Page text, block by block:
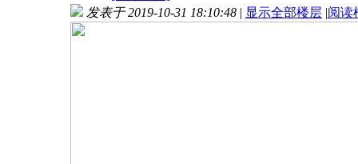
发表于 2019-10-31 18:10:48 | 显示全部楼层 |阅读